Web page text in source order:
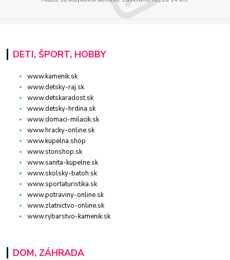
DETI, ŠPORT, HOBBY
www.kamenik.sk
www.detsky-raj.sk
www.detskaradost.sk
www.detsky-hrdina.sk
www.domaci-milacik.sk
www.hracky-online.sk
www.kupelna.shop
www.stonshop.sk
www.sanita-kupelne.sk
www.skolsky-batoh.sk
www.sportaturistika.sk
www.potraviny-online.sk
www.zlatnictvo-online.sk
www.rybarstvo-kamenik.sk
DOM, ZÁHRADA